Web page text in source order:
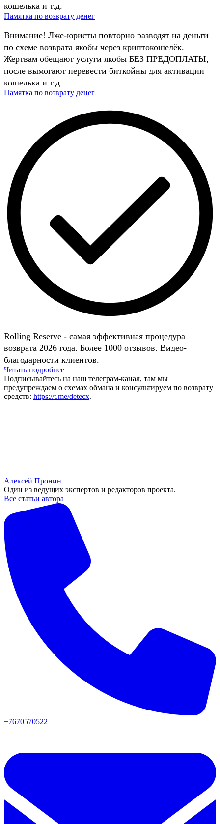
кошелька и т.д.
Памятка по возврату денег
Внимание! Лже-юристы повторно разводят на деньги
по схеме возврата якобы через криптокошелёк.
Жертвам обещают услуги якобы БЕЗ ПРЕДОПЛАТЫ,
после вымогают перевести биткойны для активации
кошелька и т.д.
Памятка по возврату денег
Rolling Reserve - самая эффективная процедура
возврата 2026 года. Более 1000 отзывов. Видео-
благодарности клиентов.
Читать подробнее
Подписывайтесь на наш телеграм-канал, там мы
предупреждаем о схемах обмана и консультируем по возврату
средств: https://t.me/detecx.
Алексей Пронин
Один из ведущих экспертов и редакторов проекта.
Все статьи автора
+7670570522